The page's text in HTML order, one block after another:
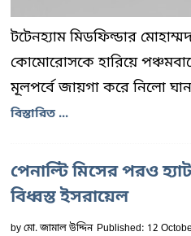
টটেনহ্যাম মিডফিল্ডার
কোমোরোসকে হারিয়ে
মূলপর্বে জায়গা করে নিলো
বিস্তারিত ...
পেনাল্টি মিসের পরও
বিধ্বস্ত ইসরায়েল
byমো. জামাল উদ্দিন Published: 12